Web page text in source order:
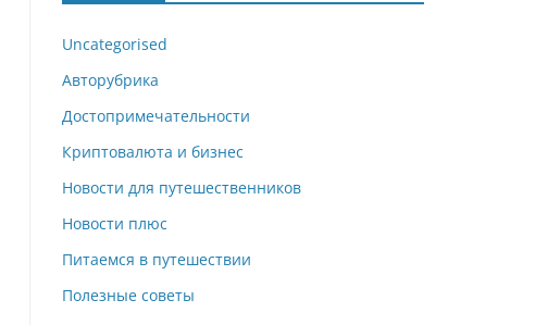
Uncategorised
Авторубрика
Достопримечательности
Криптовалюта и бизнес
Новости для путешественников
Новости плюс
Питаемся в путешествии
Полезные советы